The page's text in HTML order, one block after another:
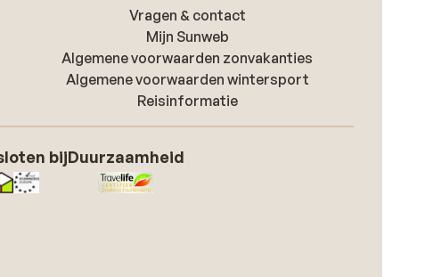
Vragen & contact
Mijn Sunweb
Algemene voorwaarden zonvakanties
Algemene voorwaarden wintersport
Reisinformatie
bijDuurzaamheid